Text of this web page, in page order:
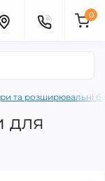
0
та розширювальні
для